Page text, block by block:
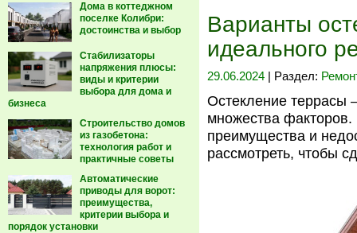
Дома в коттеджном
поселке Колибри:
достоинства и выбор
Стабилизаторы
напряжения плюсы:
виды и критерии
выбора для дома и
бизнеса
Строительство домов
из газобетона:
технология работ и
практичные советы
Автоматические
приводы для ворот:
преимущества,
критерии выбора и
порядок установки
Варианты
идеального
29.06.2024 | Раздел:
Остекление террасы
множества
преимущества и
рассмотреть, чтобы